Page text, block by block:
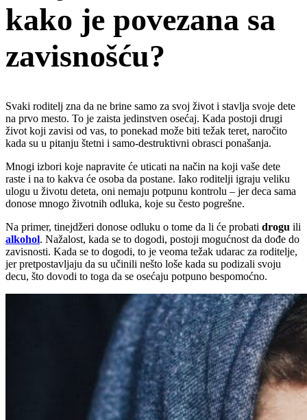
kako je povezana sa
zavisnošću?
Svaki roditelj zna da ne brine samo za svoj život i stavlja svoje dete
na prvo mesto. To je zaista jedinstven osećaj. Kada postoji drugi
život koji zavisi od vas, to ponekad može biti težak teret, naročito
kada su u pitanju štetni i samo-destruktivni obrasci ponašanja.
Mnogi izbori koje napravite će uticati na način na koji vaše dete
raste i na to kakva će osoba da postane. Iako roditelji igraju veliku
ulogu u životu deteta, oni nemaju potpunu kontrolu – jer deca sama
donose mnogo životnih odluka, koje su često pogrešne.
Na primer, tinejdžeri donose odluku o tome da li će probati drogu ili
alkohol. Nažalost, kada se to dogodi, postoji mogućnost da dođe do
zavisnosti. Kada se to dogodi, to je veoma težak udarac za roditelje,
jer pretpostavljaju da su učinili nešto loše kada su podizali svoju
decu, što dovodi to toga da se osećaju potpuno bespomoćno.